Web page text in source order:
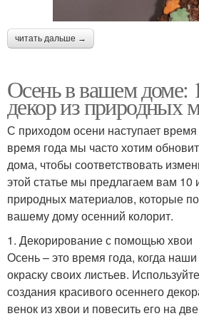
читать дальше →
Осень в вашем доме:
декор из природных
С приходом осени наступает
время года мы часто хотим
дома, чтобы соответствовать
этой статье мы предлагаем вам 10
природных материалов, которые
вашему дому осенний колорит.
1. Декорирование с помощью хвои
Осень – это время года, когда
окраску своих листьев.
создания красивого осеннего
венок из хвои и повесить его на